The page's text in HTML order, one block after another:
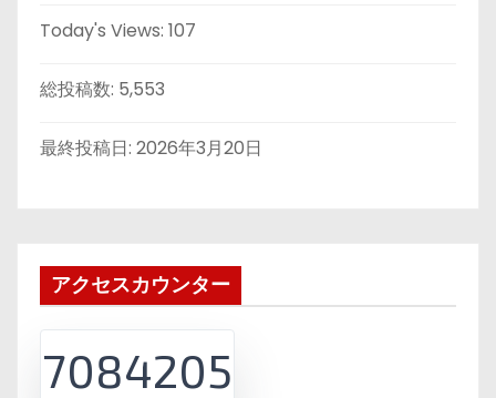
Today's Views: 107
総投稿数: 5,553
最終投稿日: 2026年3月20日
アクセスカウンター
7084205